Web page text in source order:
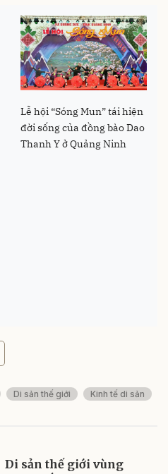
Lễ hội “Sóng Mun” tái hiện
đời sống của đồng bào Dao
Thanh Y ở Quảng Ninh
Di sản thế giới Kinh tế di sản
Di sản thế giới vùng